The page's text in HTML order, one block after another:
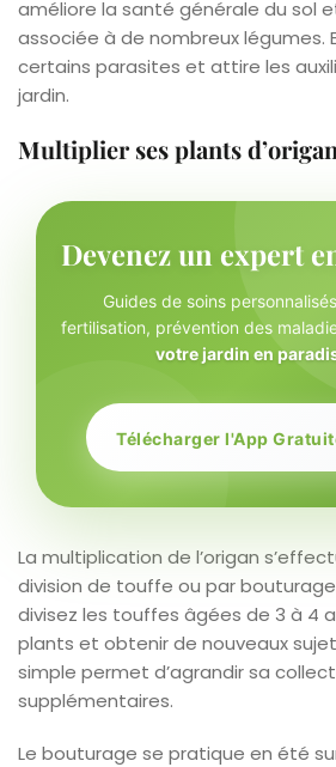
améliore la santé générale du sol
associée à de nombreux légumes.
certains parasites et attire les
jardin.
Multiplier ses plants d’origan
Devenez un expert
Guides de soins
fertilisation, prévention des
votre jardin en
Télécharger l'App
La multiplication de l’origan
division de touffe ou par
divisez les touffes âgées de 3 à 4
plants et obtenir de nouveaux
simple permet d’agrandir sa
supplémentaires.
Le bouturage se pratique en été